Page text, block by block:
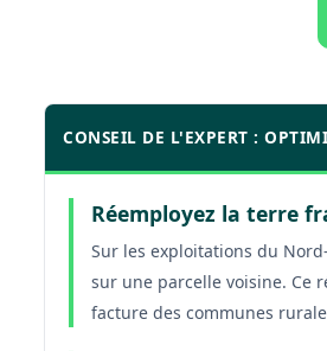
CONSEIL DE L'EXPERT :
Réemployez la terre
Sur les exploitations du
sur une parcelle voisine. Ce
facture des communes